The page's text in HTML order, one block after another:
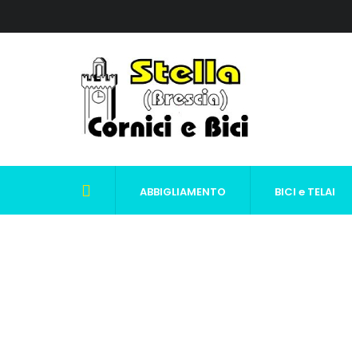
ABBIGLIAMENTO BICI e TELAI